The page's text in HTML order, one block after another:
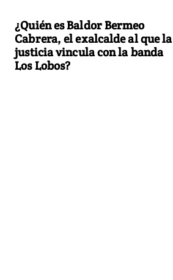
¿Quién es Baldor Bermeo
Cabrera, el exalcalde al que la
justicia vincula con la banda
Los Lobos?